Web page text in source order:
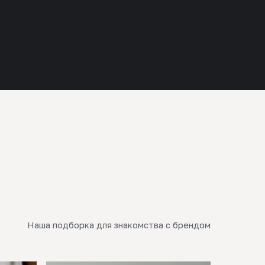
Наша подборка для знакомства с брендом